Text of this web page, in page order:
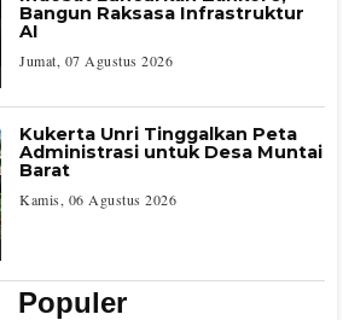
Bangun Raksasa Infrastruktur
AI
Jumat, 07 Agustus 2026
Kukerta Unri Tinggalkan Peta
Administrasi untuk Desa Muntai
Barat
Kamis, 06 Agustus 2026
Populer